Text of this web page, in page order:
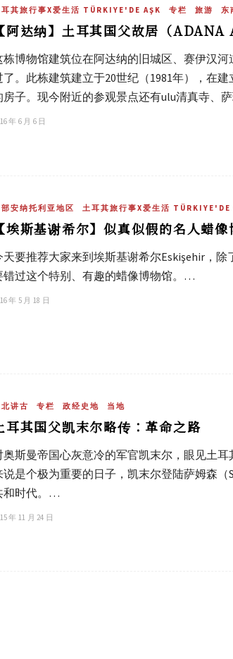
其旅行事X爱生活 TÜRKIYE'DE AŞK 专栏 旅游 东
阿达纳】土耳其国父故居（
栋博物馆建筑位在阿达纳的旧城区、赛伊汉
了。此栋建筑建立于20世纪（1981年），在
房子。现今附近的参观景点还有ulu清真寺、
年 6 月 6 日
安纳托利亚地区 土耳其旅行事X爱生活 TÜRKIYE'DE
埃斯基谢希尔】似真似假的名人蜡像
天要推荐大家来到埃斯基谢希尔Eskişehir，
错过这个特别、有趣的蜡像博物馆。…
年 5 月 18 日
讲古 专栏 政经史地 当地
耳其国父凯末尔略传：革命之路
奥斯曼帝国心灰意冷的军官凯末尔，眼见土
说是个极为重要的日子，凯末尔登陆萨姆森
和时代。…
年 11 月 24 日